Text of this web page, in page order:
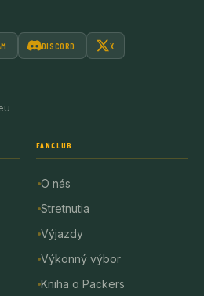
DISCORD X
FANCLUB
O nás
Stretnutia
Výjazdy
Výkonný výbor
Kniha o Packers